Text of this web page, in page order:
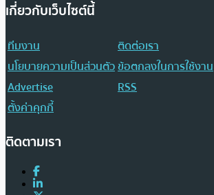
เกี่ยวกับเว็บไซต์นี้
ทีมงาน
ติดต่อเรา
นโยบายความเป็นส่วนตัวข้อตกลงในการใช้งาน
Advertise
RSS
ตั้งค่าคุกกี้
ติดตามเรา